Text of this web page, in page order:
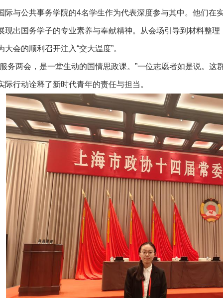
际与公共事务学院的4名学生作为代表深度参与其中。他们在
现出国务学子的专业素养与奉献精神。从会场引导到材料整
大会的顺利召开注入“交大温度”。
务两会，是一堂生动的国情思政课。”一位志愿者如是说。
际行动诠释了新时代青年的责任与担当。